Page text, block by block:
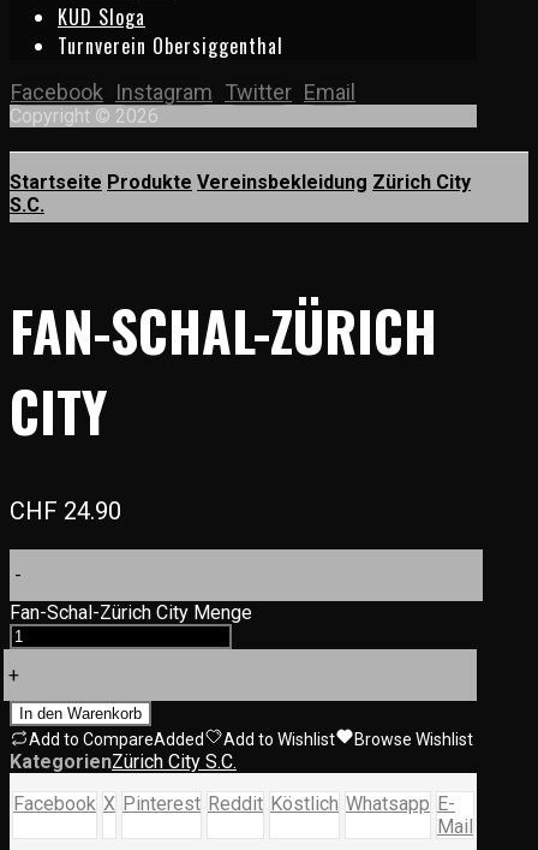
KUD Sloga
Turnverein Obersiggenthal
Facebook Instagram Twitter Email
Copyright © 2026
Startseite Produkte Vereinsbekleidung Zürich City
S.C.
FAN-SCHAL-ZÜRICH
CITY
CHF 24.90
-
Fan-Schal-Zürich City Menge
+
In den Warenkorb
Add to CompareAdded Add to Wishlist Browse Wishlist
KategorienZürich City S.C.
Facebook X Pinterest Reddit Köstlich Whatsapp E-
Mail